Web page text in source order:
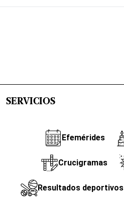
SERVICIOS
Efemérides
Crucigramas
Resultados deportivos